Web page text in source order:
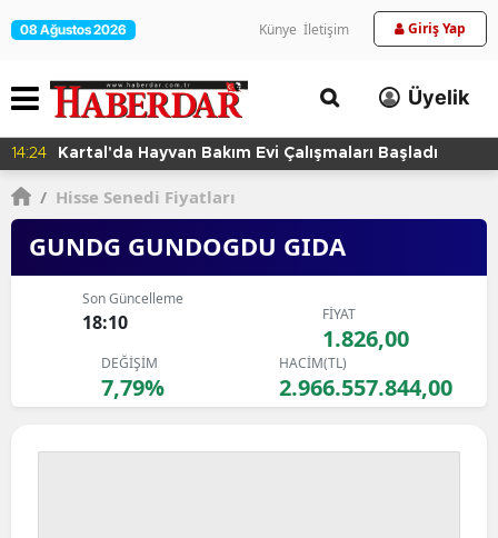
08 Ağustos 2026 Künye İletişim Giriş Yap
Üyelik
14:24 Kartal'da Hayvan Bakım Evi Çalışmaları Başladı
/ Hisse Senedi Fiyatları
GUNDG GUNDOGDU GIDA
Son Güncelleme
18:10 FİYAT
1.826,00
DEĞİŞİM
7,79%
HACİM(TL)
2.966.557.844,00